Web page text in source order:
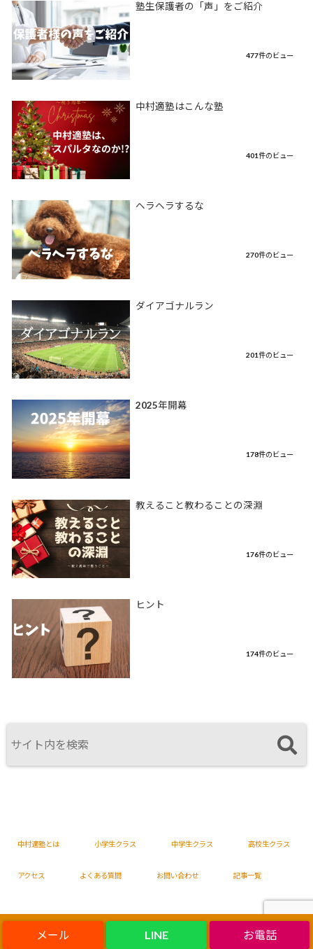
LINE
塾生保護者の「声」をご紹介
477件のビュー
中村適塾はこんな塾
401件のビュー
ヘラヘラするな
270件のビュー
ダイアゴナルラン
201件のビュー
2025年開幕
178件のビュー
教えること教わることの深淵
176件のビュー
ヒント
174件のビュー
中村適塾とは 小学生クラス 中学生クラス 高校生クラス
アクセス よくある質問 お問い合わせ 記事一覧
Copyright© 吉根・志段味の塾は中村適塾 , 2025 All Rights Reserved.